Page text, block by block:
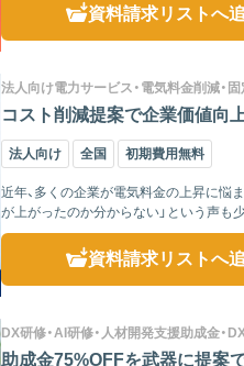
資料請求リストへ
法人向け電力サービス・電気料金削減・
コスト削減提案で企業価値向上
法人向け 全国 初期費用無料
近年、多くの企業が電気料金の上昇に悩
が上がったのか分からない」という声も
く、コスト...
資料請求リストへ
DX研修・AI研修・人材開発支援助成金・
助成金75%OFFを武器に提案で